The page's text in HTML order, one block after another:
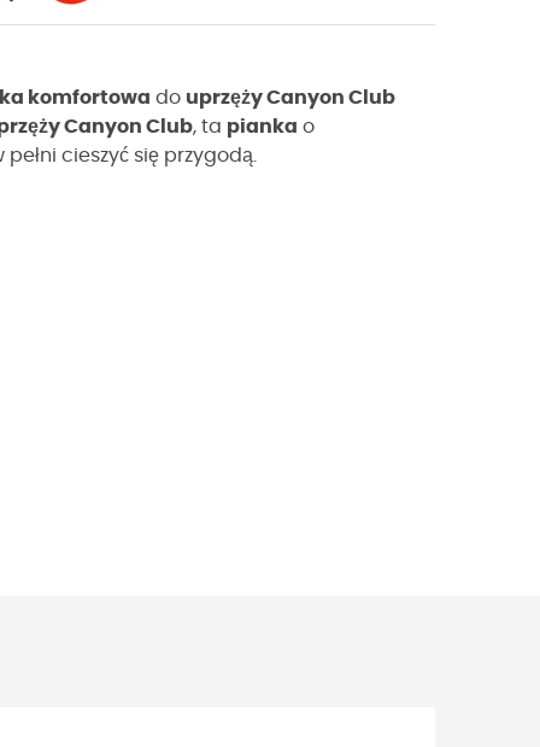
komfortowa do uprzęży Canyon Club
Canyon Club, ta pianka o
cieszyć się przygodą.